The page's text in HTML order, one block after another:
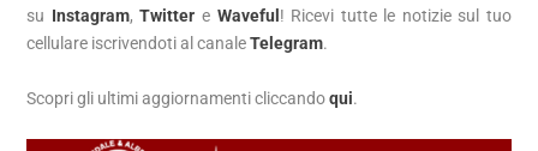
su Instagram,Twitter e Waveful ! Ricevi tutte le notizie sul tuo
cellulare iscrivendoti al canaleTelegram.
Scopri gli ultimi aggiornamenti cliccandoqui.